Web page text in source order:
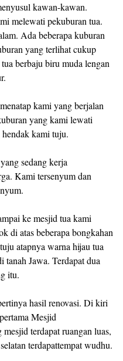
kawan-kawan.
melewati pekuburan tua.
Ada beberapa kuburan
yang terlihat cukup
berbaju biru muda lengan
kami yang berjalan
yang kami lewati
kami tuju.
sedang kerja
Kami tersenyum dan
ke mesjid tua kami
di atas beberapa bongkahan
atapnya warna hijau tua
tanah Jawa. Terdapat dua
itu.
hasil renovasi. Di kiri
Mesjid
terdapat ruangan luas,
terdapattempat wudhu.